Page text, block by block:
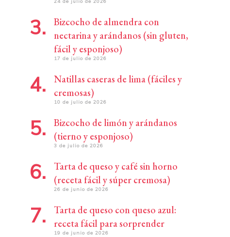
24 de julio de 2026
Bizcocho de almendra con
nectarina y arándanos (sin gluten,
fácil y esponjoso)
17 de julio de 2026
Natillas caseras de lima (fáciles y
cremosas)
10 de julio de 2026
Bizcocho de limón y arándanos
(tierno y esponjoso)
3 de julio de 2026
Tarta de queso y café sin horno
(receta fácil y súper cremosa)
26 de junio de 2026
Tarta de queso con queso azul:
receta fácil para sorprender
19 de junio de 2026